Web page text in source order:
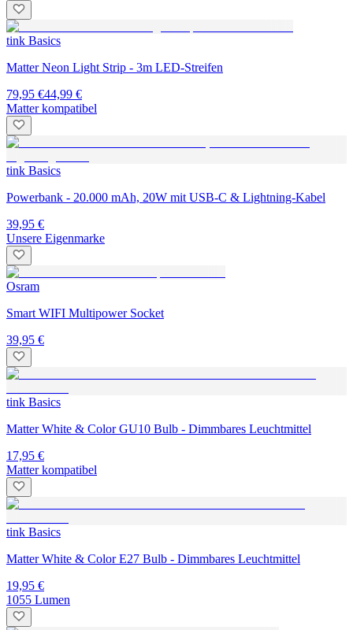
tink Basics
Matter Neon Light Strip - 3m LED-Streifen
79,95 €44,99 €
Matter kompatibel
tink Basics
Powerbank - 20.000 mAh, 20W mit USB-C & Lightning-Kabel
39,95 €
Unsere Eigenmarke
Osram
Smart WIFI Multipower Socket
39,95 €
tink Basics
Matter White & Color GU10 Bulb - Dimmbares Leuchtmittel
17,95 €
Matter kompatibel
tink Basics
Matter White & Color E27 Bulb - Dimmbares Leuchtmittel
19,95 €
1055 Lumen